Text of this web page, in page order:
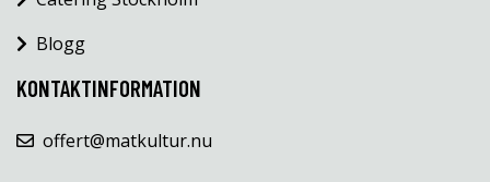
Blogg
KONTAKTINFORMATION
offert@matkultur.nu